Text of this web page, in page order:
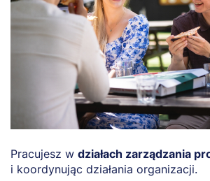
Pracujesz w działach zarządzania
i koordynując działania organizacji.